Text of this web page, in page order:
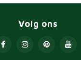
Volg ons